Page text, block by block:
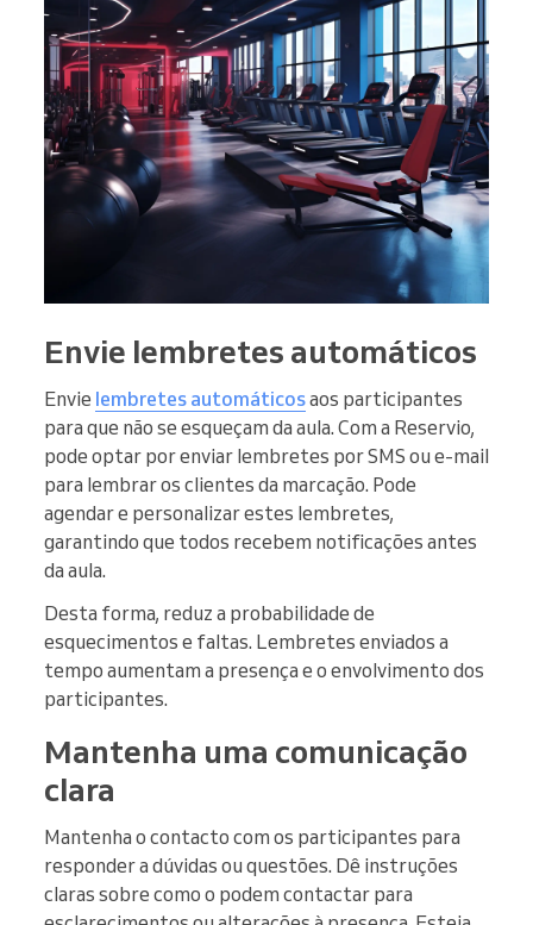
Envie lembretes automáticos
Envie lembretes automáticosaos participantes
para que não se esqueçam da aula. Com a Reservio,
pode optar por enviar lembretes por SMS ou e-mail
para lembrar os clientes da marcação. Pode
agendar e personalizar estes lembretes,
garantindo que todos recebem notificações antes
da aula.
Desta forma, reduz a probabilidade de
esquecimentos e faltas. Lembretes enviados a
tempo aumentam a presença e o envolvimento dos
participantes.
Mantenha uma comunicação
clara
Mantenha o contacto com os participantes para
responder a dúvidas ou questões. Dê instruções
claras sobre como o podem contactar para